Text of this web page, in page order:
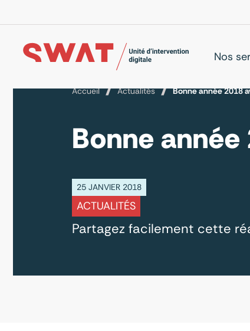
Nos
Accueil Actualités Bonne année 2018
Bonne
25 JANVIER 2018
ACTUALITÉS
Partagez facilement cette